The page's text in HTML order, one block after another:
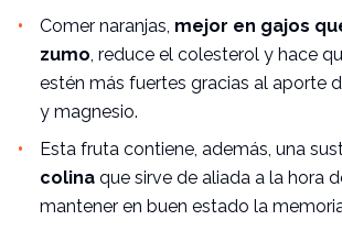
Comer naranjas, mejor en gajos
zumo , reduce el colesterol y hace
estén más fuertes gracias al aporte
y magnesio.
Esta fruta contiene, además, una
colina que sirve de aliada a la hora
mantener en buen estado la